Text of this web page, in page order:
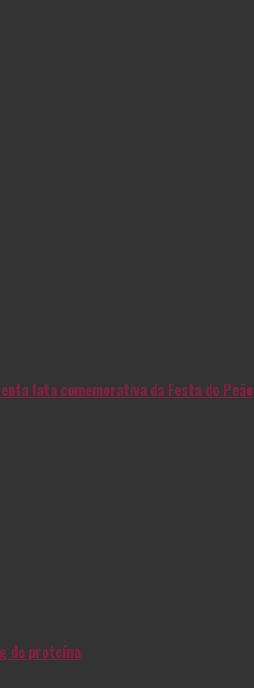
lata comemorativa da Festa do Peão
de proteína